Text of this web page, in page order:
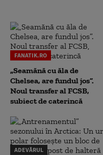
FANATIK.RO
„Seamănă cu ăla de
Chelsea, are fundul jos”.
Noul transfer al FCSB,
subiect de caterincă
ADEVĂRUL